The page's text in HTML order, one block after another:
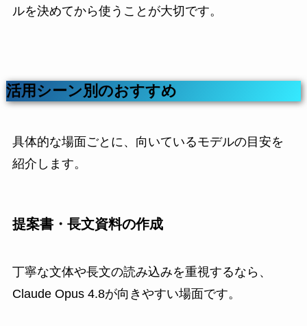
ルを決めてから使うことが大切です。
活用シーン別のおすすめ
具体的な場面ごとに、向いているモデルの目安を
紹介します。
提案書・長文資料の作成
丁寧な文体や長文の読み込みを重視するなら、
Claude Opus 4.8が向きやすい場面です。